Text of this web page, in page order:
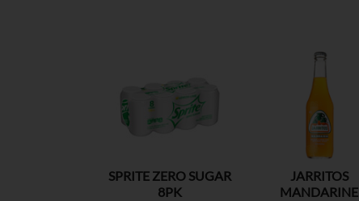
SPRITE ZERO SUGAR
8PK
JARRITOS
MANDARINE